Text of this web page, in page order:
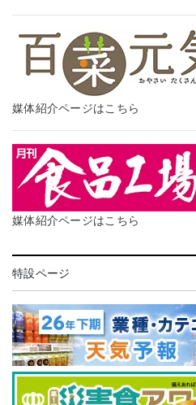
媒体紹介ページはこちら
媒体紹介ページはこちら
特設ページ